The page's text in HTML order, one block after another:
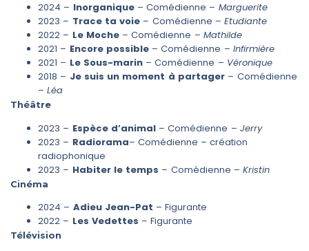
2024 – Inorganique – Comédienne – Marguerite
2023 – Trace ta voie – Comédienne –Etudiante
2022 – Le Moche – Comédienne –Mathilde
2021 – Encore possible – Comédienne –Infirmière
2021 – Le Sous-marin – Comédienne – Véronique
2018 – Je suis un moment à partager – Comédienne
–Léa
Théâtre
2023 – Espèce d’animal– Comédienne –Jerry
2023 – Radiorama– Comédienne – création
radiophonique
2023 – Habiter le temps – Comédienne –Kristin
Cinéma
2024 – Adieu Jean-Pat – Figurante
2022 – Les Vedettes – Figurante
Télévision